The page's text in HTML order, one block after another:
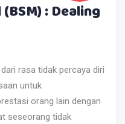
: Dealing
rasa tidak percaya diri
untuk
orang lain dengan
seseorang tidak